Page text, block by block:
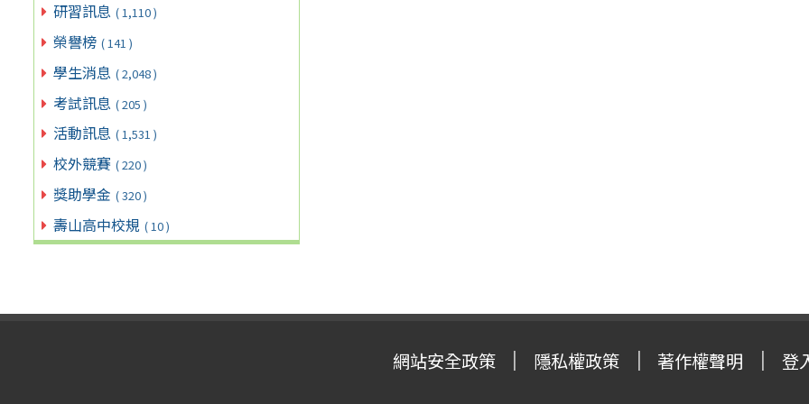
研習訊息 ( 1,110 )
榮譽榜 ( 141 )
學生消息 ( 2,048 )
考試訊息 ( 205 )
活動訊息 ( 1,531 )
校外競賽 ( 220 )
獎助學金 ( 320 )
壽山高中校規 ( 10 )
網站安全政策 隱私權政策 著作權聲明 登